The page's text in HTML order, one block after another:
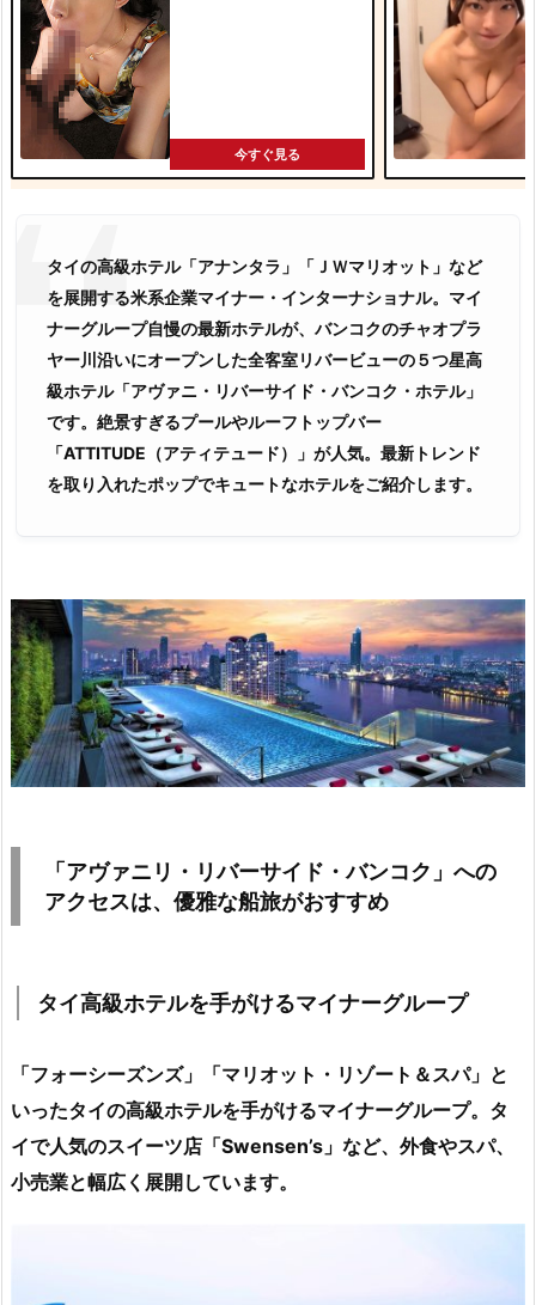
今すぐ見る
タイの高級ホテル「アナンタラ」「ＪＷマリオット」など
を展開する米系企業マイナー・インターナショナル。マイ
ナーグループ自慢の最新ホテルが、バンコクのチャオプラ
ヤー川沿いにオープンした全客室リバービューの５つ星高
級ホテル「アヴァニ・リバーサイド・バンコク・ホテル」
です。絶景すぎるプールやルーフトップバー
「ATTITUDE（アティテュード）」が人気。最新トレンド
を取り入れたポップでキュートなホテルをご紹介します。
「アヴァニリ・リバーサイド・バンコク」への
アクセスは、優雅な船旅がおすすめ
タイ高級ホテルを手がけるマイナーグループ
「フォーシーズンズ」「マリオット・リゾート＆スパ」 と
いったタイの高級ホテルを手がけるマイナーグループ。タ
イで人気のスイーツ店「Swensen’s」など、外食やスパ、
小売業と幅広く展開しています。